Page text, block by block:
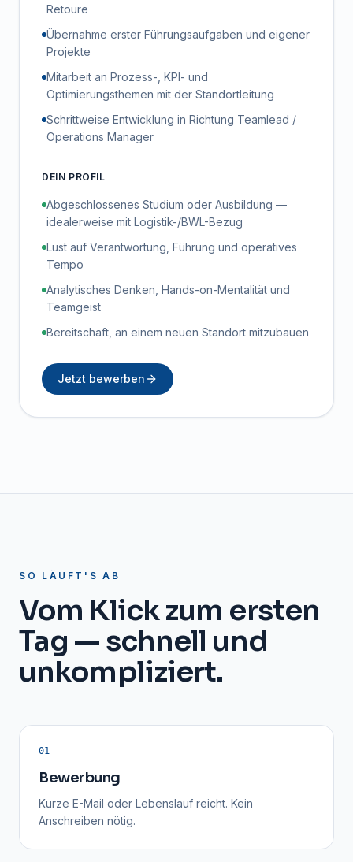
Retoure
Übernahme erster Führungsaufgaben und eigener
Projekte
Mitarbeit an Prozess-, KPI- und
Optimierungsthemen mit der Standortleitung
Schrittweise Entwicklung in Richtung Teamlead /
Operations Manager
DEIN PROFIL
Abgeschlossenes Studium oder Ausbildung —
idealerweise mit Logistik-/BWL-Bezug
Lust auf Verantwortung, Führung und operatives
Tempo
Analytisches Denken, Hands-on-Mentalität und
Teamgeist
Bereitschaft, an einem neuen Standort mitzubauen
Jetzt bewerben
SO LÄUFT'S AB
Vom Klick zum ersten
Tag — schnell und
unkompliziert.
01
Bewerbung
Kurze E-Mail oder Lebenslauf reicht. Kein
Anschreiben nötig.